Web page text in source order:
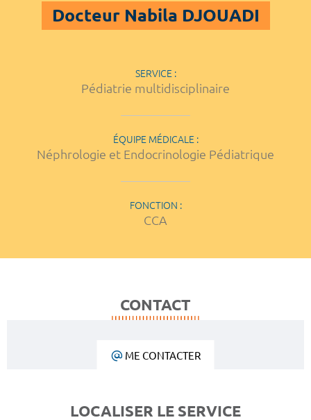
Docteur Nabila DJOUADI
SERVICE :
Pédiatrie multidisciplinaire
ÉQUIPE MÉDICALE :
Néphrologie et Endocrinologie Pédiatrique
FONCTION :
CCA
CONTACT
ME CONTACTER
LOCALISER LE SERVICE